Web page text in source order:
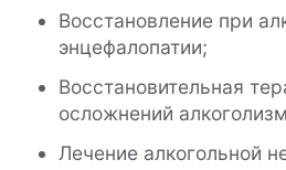
Восстановление при
энцефалопатии;
Восстановительная
осложнений
Лечение алкогольной